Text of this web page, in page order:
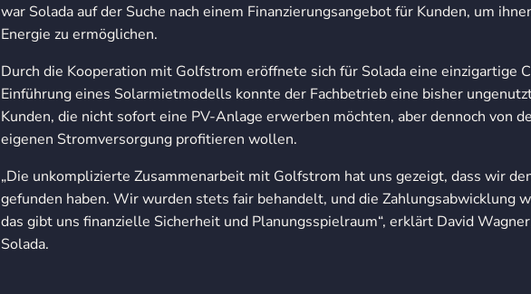
war Solada auf der Suche nach einem Finanzierungsangebot für Kunden, um
Energie zu ermöglichen.
Durch die Kooperation mit Golfstrom eröffnete sich für Solada eine einzigartige
Einführung eines Solarmietmodells konnte der Fachbetrieb eine bisher
Kunden, die nicht sofort eine PV-Anlage erwerben möchten, aber dennoch von
eigenen Stromversorgung profitieren wollen.
„Die unkomplizierte Zusammenarbeit mit Golfstrom hat uns gezeigt, dass wir
gefunden haben. Wir wurden stets fair behandelt, und die Zahlungsabwicklung
das gibt uns finanzielle Sicherheit und Planungsspielraum“, erklärt David
Solada.